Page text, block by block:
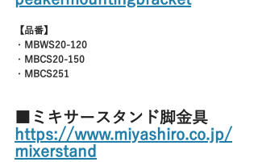
【品番】
・ MBWS20-120
・ MBCS20-150
・ MBCS251
■ミキサースタンド脚金具
https://www.miyashiro.co.jp/
mixerstand